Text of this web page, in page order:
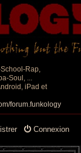
Rap,
Soul, ...
iPad et
forum.funkology
Connexion